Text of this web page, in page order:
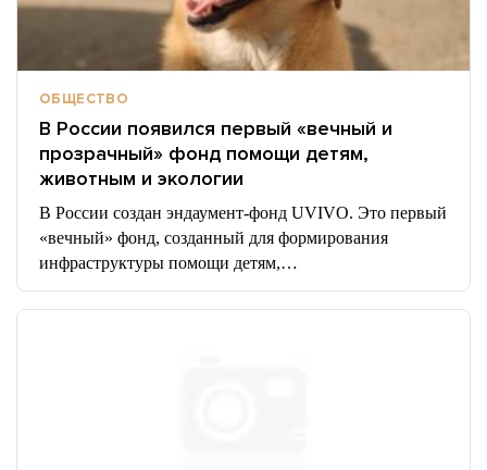
ОБЩЕСТВО
В России появился первый «вечный и
прозрачный» фонд помощи детям,
животным и экологии
В России создан эндаумент-фонд UVIVO. Это первый
«вечный» фонд, созданный для формирования
инфраструктуры помощи детям,…